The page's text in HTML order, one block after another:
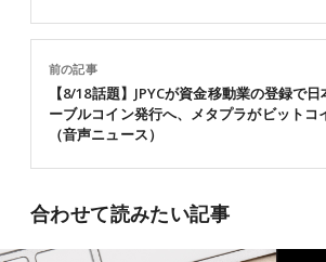
前の記事
【8/18話題】JPYCが資金移動業の登録で
ーブルコイン発行へ、メタプラがビットコ
（音声ニュース）
合わせて読みたい記事